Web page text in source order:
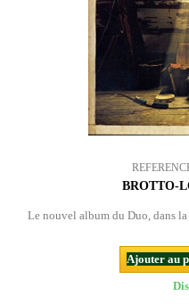
BROTTO-
Le nouvel album du Duo, dans
Ajouter au